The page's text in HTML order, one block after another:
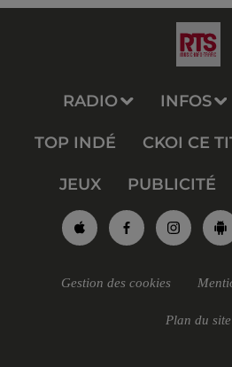
RADIO INFOS
TOP INDÉ CKOI CE
JEUX PUBLICITÉ
Gestion des cookies
Plan du site